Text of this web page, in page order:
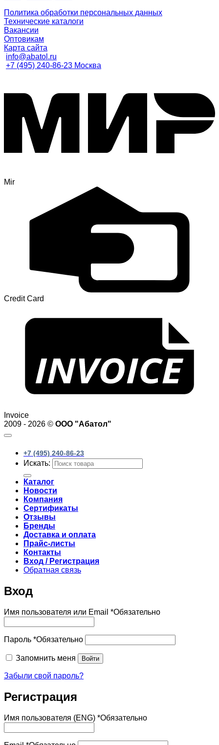
Политика обработки персональных данных
Технические каталоги
Вакансии
Оптовикам
Карта сайта
info@abatol.ru
+7 (495) 240-86-23 Москва
Mir
Credit Card
Invoice
2009 - 2026 © ООО "Абатол"
+7 (495) 240-86-23
Искать:
Каталог
Новости
Компания
Сертификаты
Отзывы
Бренды
Доставка и оплата
Прайс-листы
Контакты
Вход / Регистрация
Обратная связь
Вход
Имя пользователя или Email *Обязательно
Пароль *Обязательно
Запомнить меня Войти
Забыли свой пароль?
Регистрация
Имя пользователя (ENG) *Обязательно